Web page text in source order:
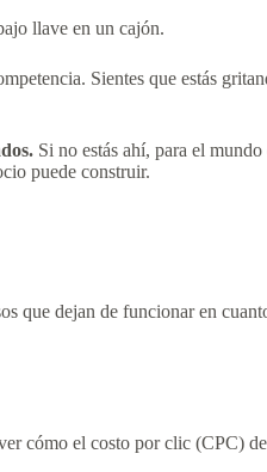
llave en un cajón.
Sientes que estás
Si no estás ahí, para el
puede construir.
que dejan de funcionar en
cómo el costo por clic (CPC)